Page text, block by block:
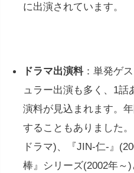
に出演されています。
ドラマ出演料：単発ゲ
ュラー出演も多く、1話
演料が見込まれます。
することもありました
ドラマ)、『JIN-仁-』
棒』シリーズ(2002年～